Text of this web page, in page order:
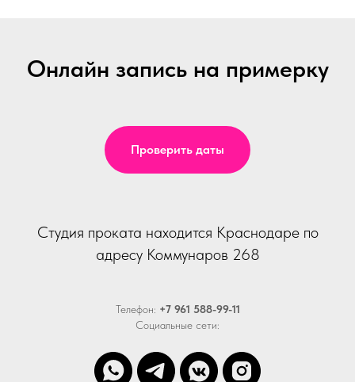
Онлайн запись на примерку
Проверить даты
Студия проката находится Краснодаре по
адресу Коммунаров 268
Телефон: +7 961 588-99-11
Социальные сети: